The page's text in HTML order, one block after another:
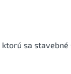
sa stavebné